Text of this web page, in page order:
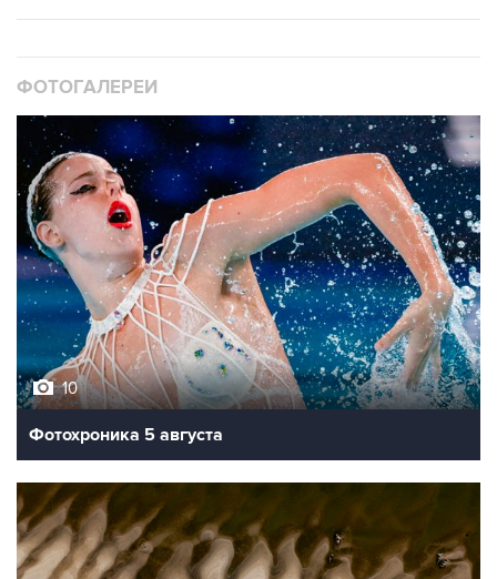
ФОТОГАЛЕРЕИ
10
Фотохроника 5 августа